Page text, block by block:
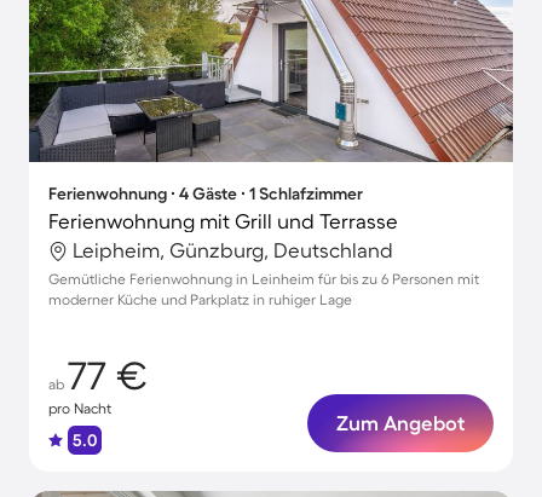
Ferienwohnung ∙ 4 Gäste ∙ 1 Schlafzimmer
Ferienwohnung mit Grill und Terrasse
Leipheim, Günzburg, Deutschland
Gemütliche Ferienwohnung in Leinheim für bis zu 6 Personen mit
moderner Küche und Parkplatz in ruhiger Lage
ab 77 €
pro Nacht
5.0
Zum Angebot